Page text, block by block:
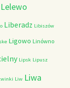
Lelewo
Liberadz Libiszów
Ligowo Linówno
Lipsk Lipusz
Liw Liwa